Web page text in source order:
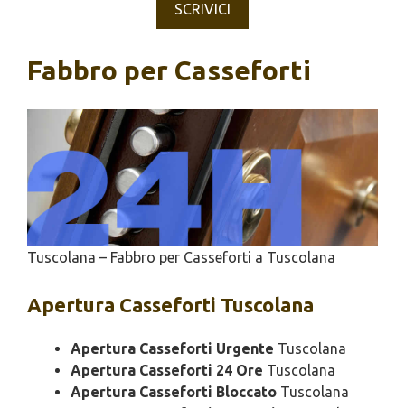
SCRIVICI
Fabbro per Casseforti
Tuscolana – Fabbro per Casseforti a Tuscolana
Apertura Casseforti Tuscolana
Apertura Casseforti Urgente Tuscolana
Apertura Casseforti 24 Ore Tuscolana
Apertura Casseforti Bloccato Tuscolana